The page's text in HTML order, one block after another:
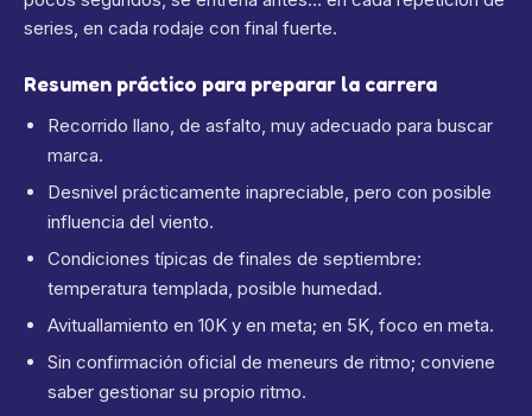
series, en cada rodaje con final fuerte.
Resumen práctico para preparar la carrera
Recorrido llano, de asfalto, muy adecuado para buscar
marca.
Desnivel prácticamente inapreciable, pero con posible
influencia del viento.
Condiciones típicas de finales de septiembre:
temperatura templada, posible humedad.
Avituallamiento en 10K y en meta; en 5K, foco en meta.
Sin confirmación oficial de meneurs de ritmo; conviene
saber gestionar su propio ritmo.